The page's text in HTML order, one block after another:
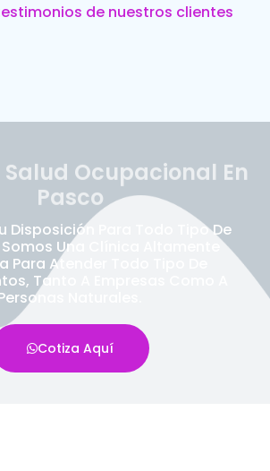
de nuestros clientes
Salud Ocupacional En
Pasco
Disposición Para Todo Tipo De
Una Clínica Altamente
Para Atender Todo Tipo De
Tanto A Empresas Como A
Naturales.
Cotiza Aquí